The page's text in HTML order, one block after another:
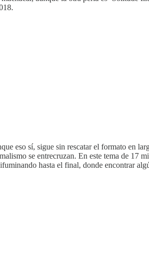
eso sí, sigue sin rescatar el formato en
se entrecruzan. En este tema de 17
hasta el final, donde encontrar